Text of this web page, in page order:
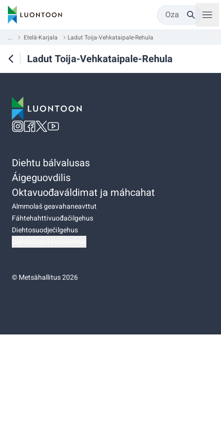
Oza
... Etelä-Karjala Ladut Toija-Vehkataipale-Rehula
Ladut Toija-Vehkataipale-Rehula
Diehtu bálvalusas
Áigeguovdilis
Oktavuođaváldimat ja máhcahat
Almmolaš geavahaneavttut
Fáhtehahttivuođačilgehus
Diehtosuodječilgehus
©Metsähallitus 2026